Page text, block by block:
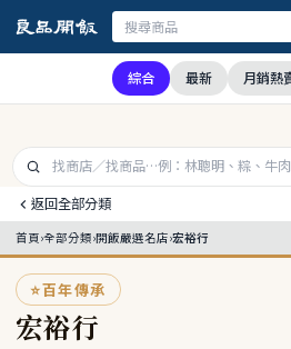
司全品項與上游供應商均未採用問題油品
綜合 最新 月銷熱
返回全部分類
首頁›全部分類›開飯嚴選名店›宏裕行
⭐百年傳承
宏裕行